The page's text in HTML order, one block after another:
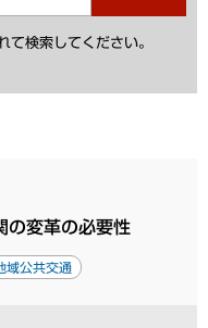
検索してください。
の変革の必要性
域公共交通